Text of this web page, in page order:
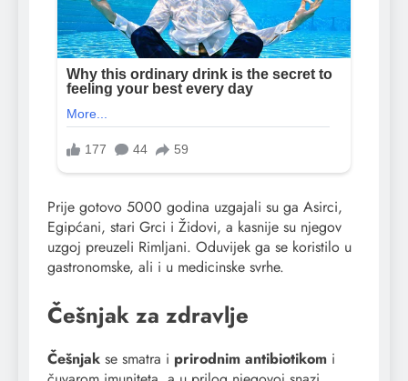
Prije gotovo 5000 godina uzgajali su ga Asirci,
Egipćani, stari Grci i Židovi, a kasnije su njegov
uzgoj preuzeli Rimljani. Oduvijek ga se koristilo u
gastronomske, ali i u medicinske svrhe.
Češnjak za zdravlje
Češnjak se smatra i prirodnim antibiotikom i